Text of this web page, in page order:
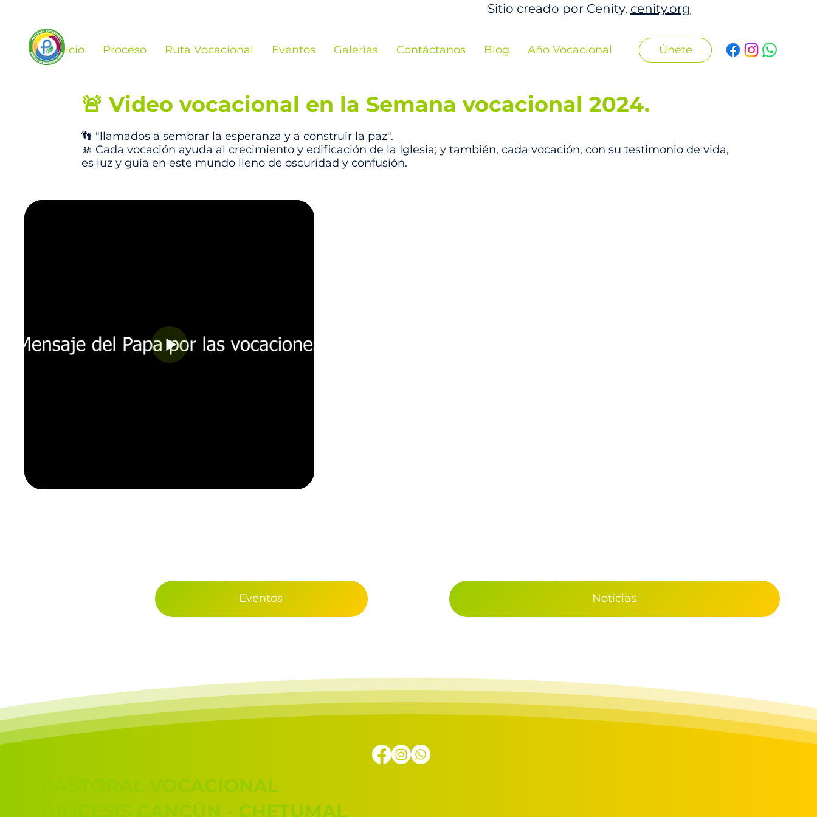
Sitio creado por Cenity. cenity.org
Inicio Proceso Ruta Vocacional Eventos Galerías Contáctanos Blog Año Vocacional Únete
🚨 Video vocacional en la Semana vocacional 2024.
👣 "llamados a sembrar la esperanza y a construir la paz".
🚸 Cada vocación ayuda al crecimiento y edificación de la Iglesia; y también, cada vocación, con su testimonio de vida,
es luz y guía en este mundo lleno de oscuridad y confusión.
Eventos Noticias
PASTORAL VOCACIONAL
DIÓCESIS CANCÚN - CHETUMAL